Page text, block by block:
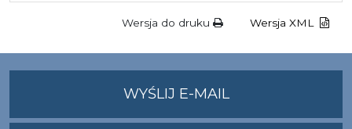
Wersja do druku Wersja XML
WYŚLIJ E-MAILNA
ADRES